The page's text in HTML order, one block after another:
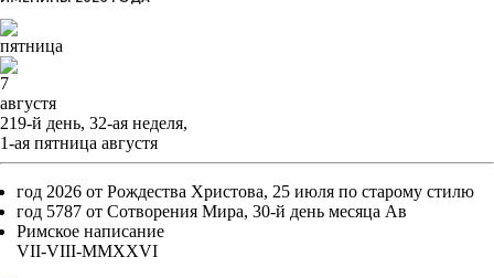
пятница
7
августя
219-й день, 32-ая неделя,
1-ая пятница августя
год 2026 от Рождества Христова, 25 июля по старому стилю
год 5787 от Сотворения Мира, 30-й день месяца Ав
Римское написание
VII-VIII-MMXXVI